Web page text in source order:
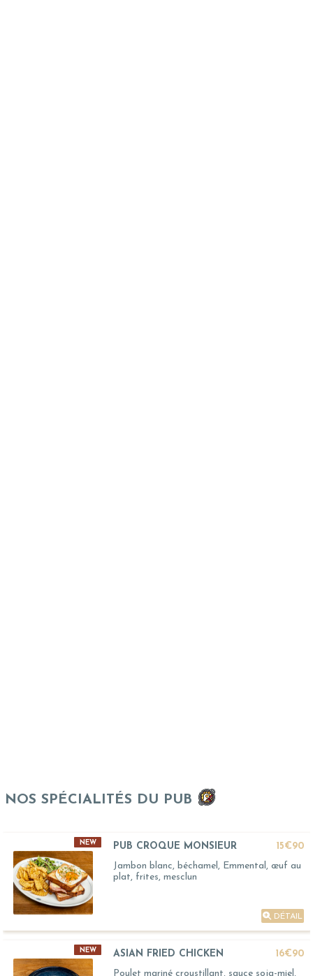
NOS SPÉCIALITÉS DU PUB
NEW PUB CROQUE MONSIEUR
15€90
Jambon blanc, béchamel, Emmental, œuf au
plat, frites, mesclun
DÉTAIL
NEW ASIAN FRIED CHICKEN
16€90
Poulet mariné croustillant, sauce soja-miel,